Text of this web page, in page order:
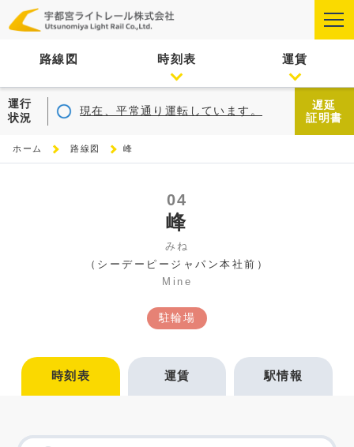
路線図 時刻表 運賃
運行
状況
現在、平常通り運転しています。
遅延
証明書
ホーム 路線図 峰
04
峰
みね
（シーデーピージャパン本社前）
Mine
駐輪場
時刻表 運賃 駅情報